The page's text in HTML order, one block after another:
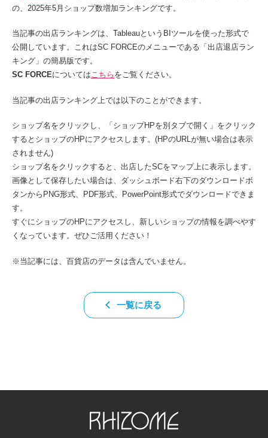
の、 2025年5月 ショップ数増加ランキングです。
当記事の出店ランキングは、 TableauというBIツールを使った形式で
公開しています。これはSC FORCEのメニューである「出店退店ラン
キング」の簡易版です。
SC FORCEについてはこちら をご覧ください。
当記事の出店ランキング上では以下のことができます。
ショップ名をクリックし、「ショップHPを別タブで開く」をクリック
すると ショップのHPにアクセス します。(HPのURLが無い場合は表示
されません)
ショップ名をクリックすると、 出店したSCをマップ上に表示します。
画像として保存したい場合は、ダッシュボード右下のダウンロードボ
タンからPNG形式、PDF形式、PowerPoint形式でダウンロードできま
す。
すぐにショップのHPにアクセスし、新しいショップの情報を調べやす
くなっています。ぜひご活用ください！
※当記事には、百貨店のデータは含んでいません。
一覧に戻る